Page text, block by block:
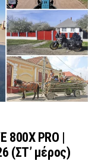
800X PRO |
(ΣΤ’ μέρος)